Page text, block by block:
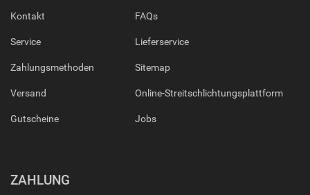
Kontakt
Service
Zahlungsmethoden
Versand
Gutscheine
FAQs
Lieferservice
Sitemap
Online-Streitschlichtungsplattform
Jobs
ZAHLUNG